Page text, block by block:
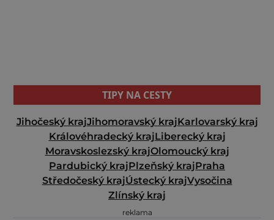
TIPY NA CESTY
Jihočeský krajJihomoravský krajKarlovarský kraj
Královéhradecký krajLiberecký kraj
Moravskoslezský krajOlomoucký kraj
Pardubický krajPlzeňský krajPraha
Středočeský krajÚstecký krajVysočina
Zlínský kraj
reklama